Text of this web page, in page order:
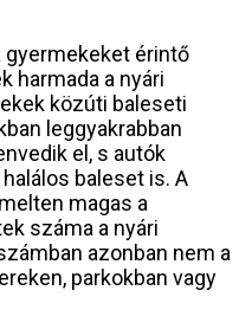
gyermekeket érintő
harmada a nyári
közúti baleseti
leggyakrabban
el, s autók
baleset is. A
magas a
száma a nyári
azonban nem a
parkokban vagy